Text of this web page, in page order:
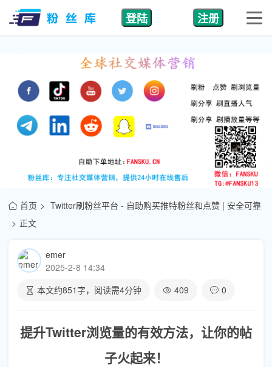
登陆 注册
首页
Twitter刷粉丝平台 - 自助购买推特粉丝和点赞 | 安全可靠
正文
emer
2025-2-8 14:34
本文约851 字，阅读需4分钟 409 0
提升Twitter浏览量的有效方法，让你的帖
子火起来！